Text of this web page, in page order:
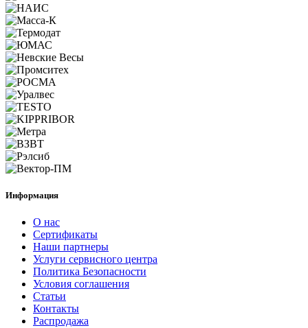
Информация
О нас
Сертификаты
Наши партнеры
Услуги сервисного центра
Политика Безопасности
Условия соглашения
Статьи
Контакты
Распродажа